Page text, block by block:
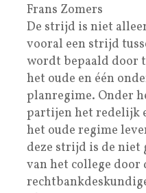
Frans Zomers
De strijd is niet
vooral een strijd
wordt bepaald door
het oude en één
planregime. Onder
partijen het redelijk
het oude regime
deze strijd is de niet
van het college door